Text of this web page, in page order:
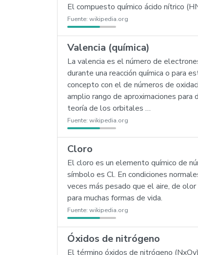
El compuesto químico ácido nítrico
Fuente: wikipedia.org
Valencia (química)
La valencia es el número de
durante una reacción química o para
concepto con el de números de
amplio rango de aproximaciones
teoría de los orbitales …
Fuente: wikipedia.org
Cloro
El cloro es un elemento químico de
símbolo es Cl. En condiciones
veces más pesado que el aire, de
para muchas formas de vida.
Fuente: wikipedia.org
Óxidos de nitrógeno
El término óxidos de nitrógeno